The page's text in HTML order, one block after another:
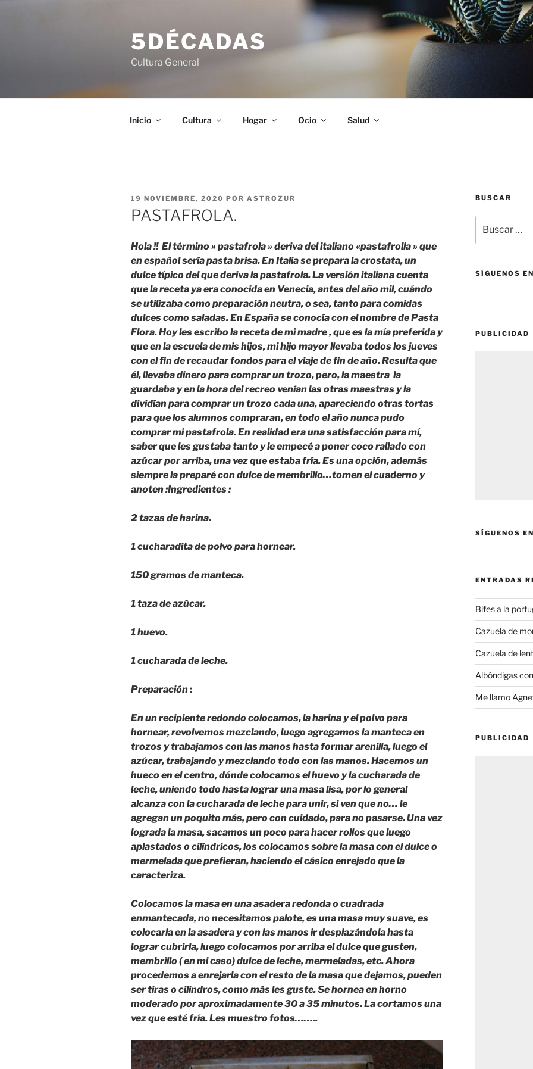
5DÉCADAS
Cultura General
Inicio Cultura Hogar Ocio Salud
PUBLICADO
EL
19 NOVIEMBRE, 2020 POR ASTROZUR
PASTAFROLA.
Hola !! El término » pastafrola » deriva del italiano «pastafrolla » que
en español sería pasta brisa. En Italia se prepara la crostata, un
dulce típico del que deriva la pastafrola. La versión italiana cuenta
que la receta ya era conocida en Venecia, antes del año mil, cuándo
se utilizaba como preparación neutra, o sea, tanto para comidas
dulces como saladas. En España se conocía con el nombre de Pasta
Flora. Hoy les escribo la receta de mi madre , que es la mía preferida y
que en la escuela de mis hijos, mi hijo mayor llevaba todos los jueves
con el fin de recaudar fondos para el viaje de fin de año. Resulta que
él, llevaba dinero para comprar un trozo, pero, la maestra la
guardaba y en la hora del recreo venían las otras maestras y la
dividían para comprar un trozo cada una, apareciendo otras tortas
para que los alumnos compraran, en todo el año nunca pudo
comprar mi pastafrola. En realidad era una satisfacción para mí,
saber que les gustaba tanto y le empecé a poner coco rallado con
azúcar por arriba, una vez que estaba fría. Es una opción, además
siempre la preparé con dulce de membrillo…tomen el cuaderno y
anoten :Ingredientes :
2 tazas de harina.
1 cucharadita de polvo para hornear.
150 gramos de manteca.
1 taza de azúcar.
1 huevo.
1 cucharada de leche.
Preparación :
En un recipiente redondo colocamos, la harina y el polvo para
hornear, revolvemos mezclando, luego agregamos la manteca en
trozos y trabajamos con las manos hasta formar arenilla, luego el
azúcar, trabajando y mezclando todo con las manos. Hacemos un
hueco en el centro, dónde colocamos el huevo y la cucharada de
leche, uniendo todo hasta lograr una masa lisa, por lo general
alcanza con la cucharada de leche para unir, si ven que no… le
agregan un poquito más, pero con cuidado, para no pasarse. Una vez
lograda la masa, sacamos un poco para hacer rollos que luego
aplastados o cilíndricos, los colocamos sobre la masa con el dulce o
mermelada que prefieran, haciendo el cásico enrejado que la
caracteriza.
Colocamos la masa en una asadera redonda o cuadrada
enmantecada, no necesitamos palote, es una masa muy suave, es
colocarla en la asadera y con las manos ir desplazándola hasta
lograr cubrirla, luego colocamos por arriba el dulce que gusten,
membrillo ( en mi caso) dulce de leche, mermeladas, etc. Ahora
procedemos a enrejarla con el resto de la masa que dejamos, pueden
ser tiras o cilindros, como más les guste. Se hornea en horno
moderado por aproximadamente 30 a 35 minutos. La cortamos una
vez que esté fría. Les muestro fotos……..
BUSCAR
por:
SÍGUENOS
PUBLICIDAD
SÍGUENOS
ENTRADAS
Bifes a la
Cazuela de
Cazuela de
Albóndigas
Me llamo
PUBLICIDAD